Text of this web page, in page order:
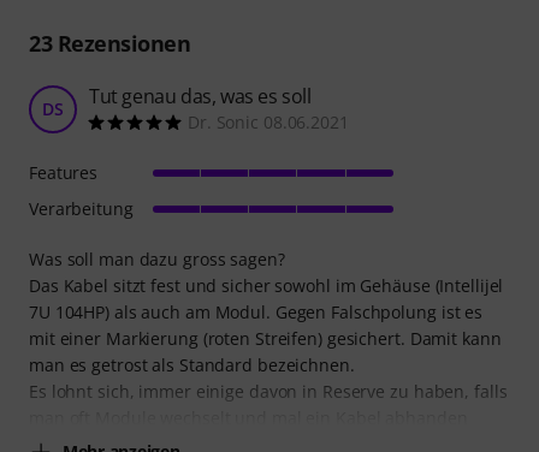
23Rezensionen
DS Tut genau das, was es soll
Dr. Sonic 08.06.2021
Was soll man dazu gross sagen?
Das Kabel sitzt fest und sicher sowohl im Gehäuse (Intellijel
7U 104HP) als auch am Modul. Gegen Falschpolung ist es
mit einer Markierung (roten Streifen) gesichert. Damit kann
man es getrost als Standard bezeichnen.
Es lohnt sich, immer einige davon in Reserve zu haben, falls
Features
Verarbeitung